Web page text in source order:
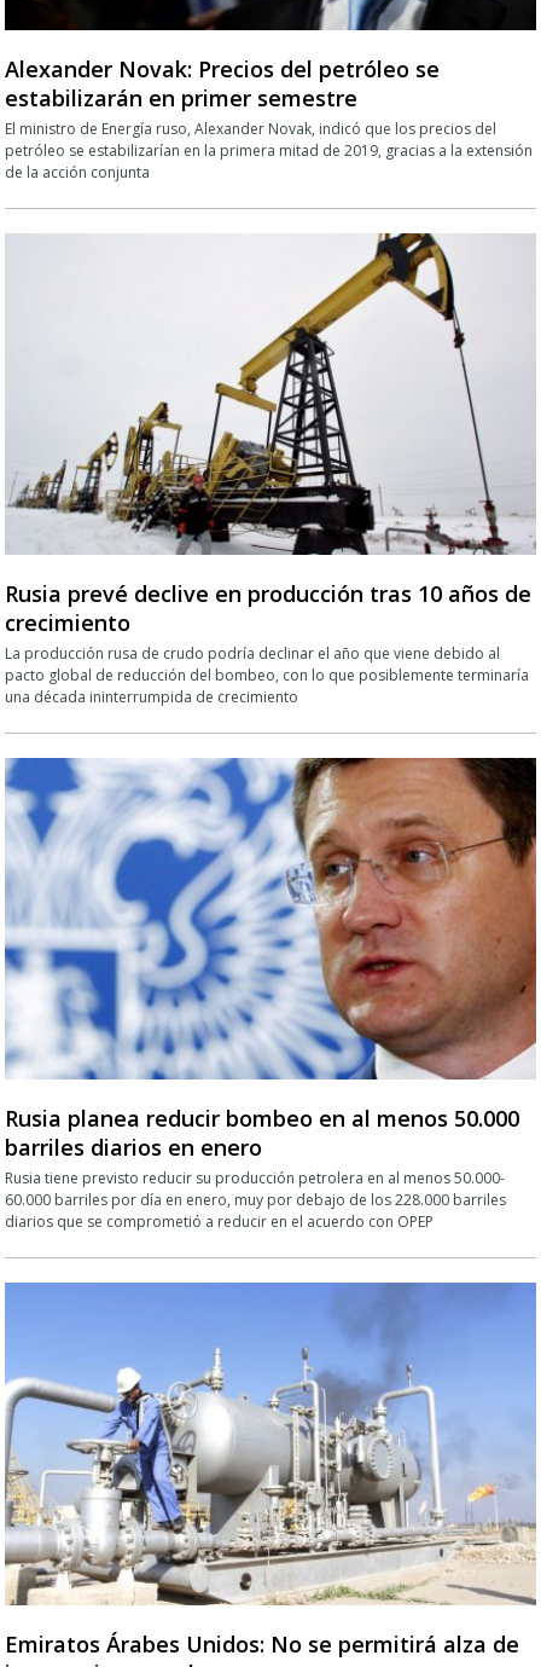
Alexander Novak: Precios del petróleo se
estabilizarán en primer semestre
El ministro de Energía ruso, Alexander Novak, indicó que los precios del
petróleo se estabilizarían en la primera mitad de 2019, gracias a la extensión
de la acción conjunta
Rusia prevé declive en producción tras 10 años de
crecimiento
La producción rusa de crudo podría declinar el año que viene debido al
pacto global de reducción del bombeo, con lo que posiblemente terminaría
una década ininterrumpida de crecimiento
Rusia planea reducir bombeo en al menos 50.000
barriles diarios en enero
Rusia tiene previsto reducir su producción petrolera en al menos 50.000-
60.000 barriles por día en enero, muy por debajo de los 228.000 barriles
diarios que se comprometió a reducir en el acuerdo con OPEP
Emiratos Árabes Unidos: No se permitirá alza de